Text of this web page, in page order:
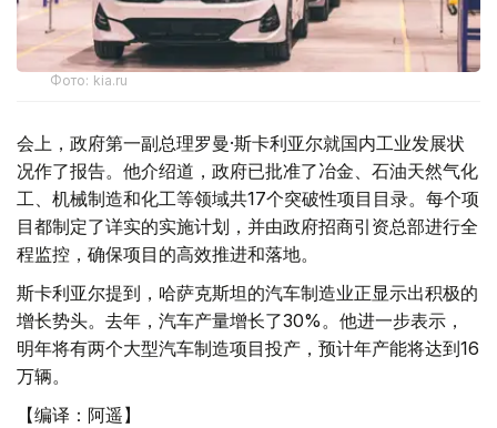
Фото: kia.ru
会上，政府第一副总理罗曼·斯卡利亚尔就国内工业发展状
况作了报告。他介绍道，政府已批准了冶金、石油天然气化
工、机械制造和化工等领域共17个突破性项目目录。每个项
目都制定了详实的实施计划，并由政府招商引资总部进行全
程监控，确保项目的高效推进和落地。
斯卡利亚尔提到，哈萨克斯坦的汽车制造业正显示出积极的
增长势头。去年，汽车产量增长了30%。他进一步表示，
明年将有两个大型汽车制造项目投产，预计年产能将达到16
万辆。
【编译：阿遥】